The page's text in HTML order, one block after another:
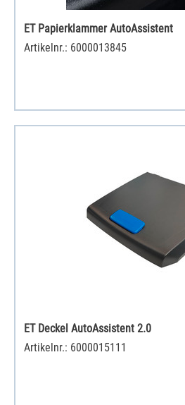
ET Papierklammer AutoAssistent
Artikelnr.: 6000013845
ET Deckel AutoAssistent 2.0
Artikelnr.: 6000015111